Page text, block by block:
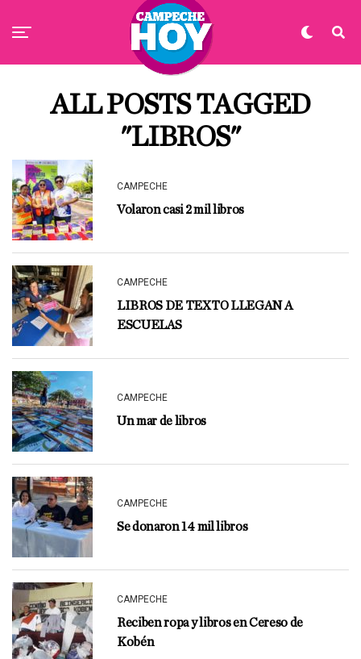
ALL POSTS TAGGED
"LIBROS"
CAMPECHE
Volaron casi 2 mil libros
CAMPECHE
LIBROS DE TEXTO LLEGAN A
ESCUELAS
CAMPECHE
Un mar de libros
CAMPECHE
Se donaron 14 mil libros
CAMPECHE
Reciben ropa y libros en Cereso de
Kobén